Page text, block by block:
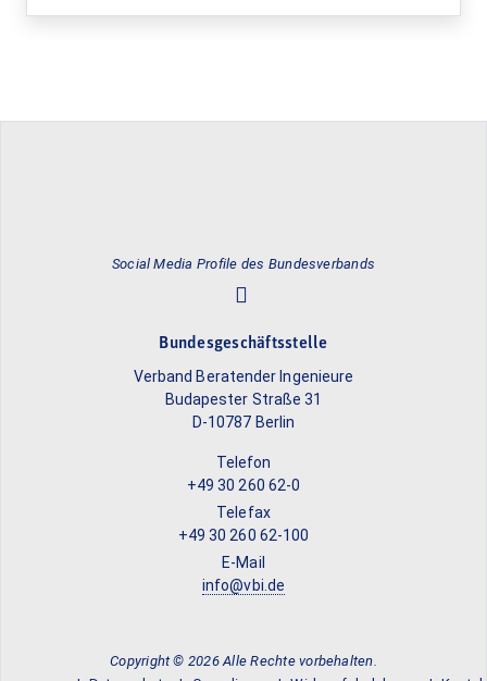
Social Media Profile des Bundesverbands
Bundesgeschäftsstelle
Verband Beratender Ingenieure
Budapester Straße 31
D-10787 Berlin
Telefon
+49 30 260 62-0
Telefax
+49 30 260 62-100
E-Mail
info@vbi.de
Copyright © 2026 Alle Rechte vorbehalten.